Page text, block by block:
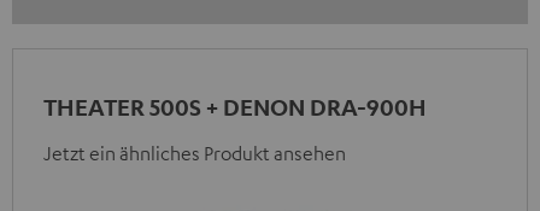
THEATER 500S + DENON DRA-900H
Jetzt ein ähnliches Produkt ansehen